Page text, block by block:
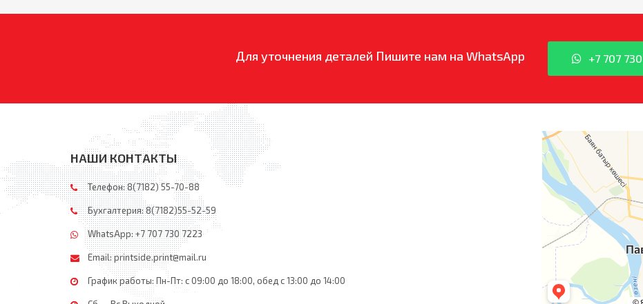
Для уточнения деталей Пишите нам на WhatsApp +7 707
НАШИ КОНТАКТЫ
Телефон: 8(7182) 55-70-88
Бухгалтерия: 8(7182)55-52-59
WhatsApp: +7 707 730 7223
Email:printside.print@mail.ru
График работы: Пн-Пт: с 09:00 до 18:00, обед c 13:00 до 14:00